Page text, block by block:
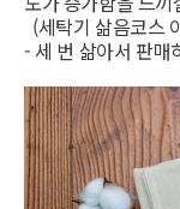
(세탁기 삶음코스
- 세 번 삶아서 판매